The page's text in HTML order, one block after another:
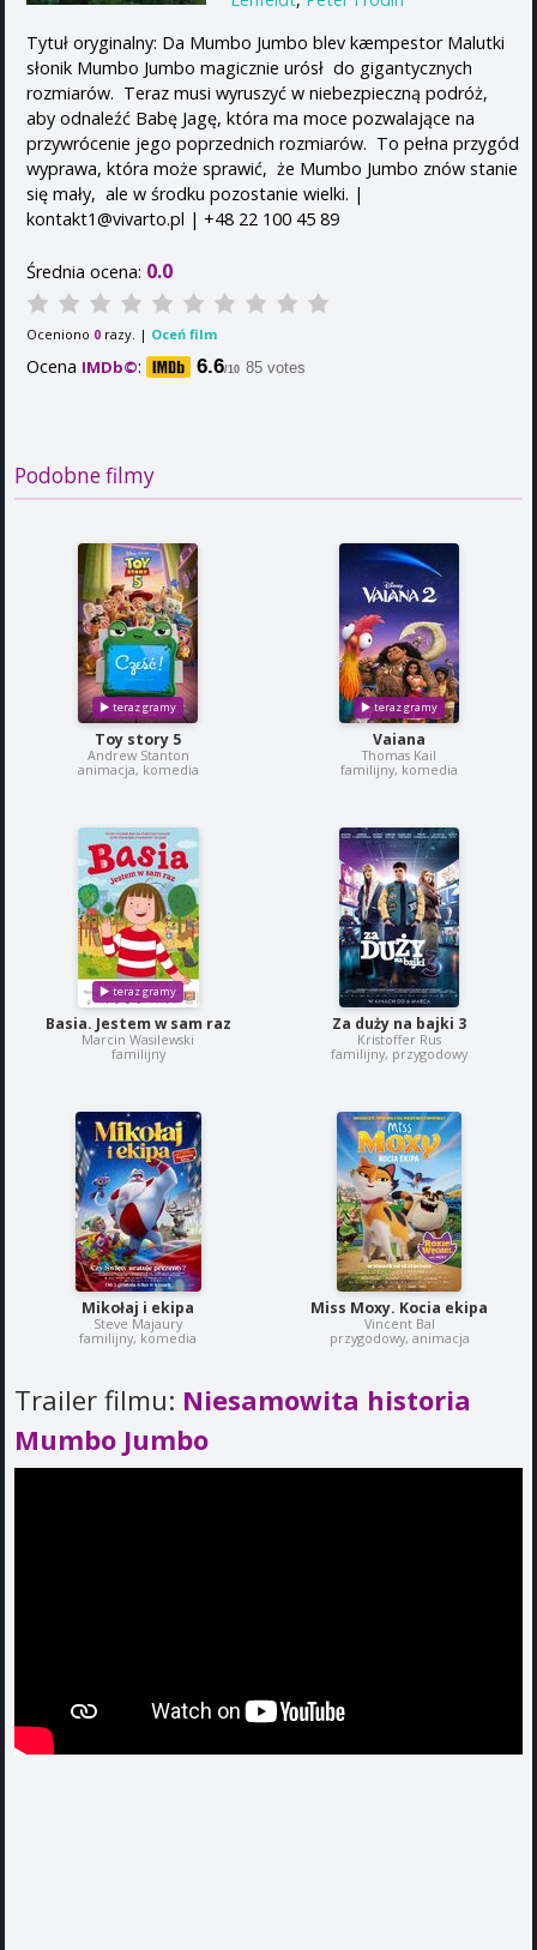
Tytuł oryginalny: Da Mumbo Jumbo blev kæmpestor Malutki
słonik Mumbo Jumbo magicznie urósł do gigantycznych
rozmiarów. Teraz musi wyruszyć w niebezpieczną podróż,
aby odnaleźć Babę Jagę, która ma moce pozwalające na
przywrócenie jego poprzednich rozmiarów. To pełna przygód
wyprawa, która może sprawić, że Mumbo Jumbo znów stanie
się mały, ale w środku pozostanie wielki. |
kontakt1@vivarto.pl | +48 22 100 45 89
Średnia ocena: 0.0
Oceniono 0 razy. | Oceń film
Ocena IMDb©: 6.6/10 85 votes
Podobne filmy
Toy story 5
Andrew Stanton
animacja, komedia
Vaiana
Thomas Kail
familijny, komedia
Basia. Jestem w sam raz
Marcin Wasilewski
familijny
Za duży na bajki 3
Kristoffer Rus
familijny, przygodowy
Mikołaj i ekipa
Steve Majaury
familijny, komedia
Miss Moxy. Kocia ekipa
Vincent Bal
przygodowy, animacja
Trailer filmu: Niesamowita historia
Mumbo Jumbo